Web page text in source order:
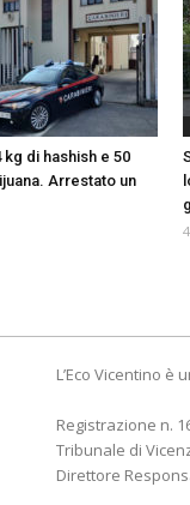
di hashish e 50
Arrestato un
L’Eco Vicentino è
Registrazione n.
Tribunale di
Direttore